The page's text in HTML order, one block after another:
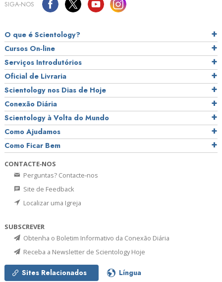
SIGA‑NOS
O que é Scientology?
Cursos On‑line
Serviços Introdutórios
Oficial de Livraria
Scientology nos Dias de Hoje
Conexão Diária
Scientology à Volta do Mundo
Como Ajudamos
Como Ficar Bem
CONTACTE‑NOS
Perguntas? Contacte‑nos
Site de Feedback
Localizar uma Igreja
SUBSCREVER
Obtenha o Boletim Informativo da Conexão Diária
Receba a Newsletter de Scientology Hoje
Sites Relacionados Língua